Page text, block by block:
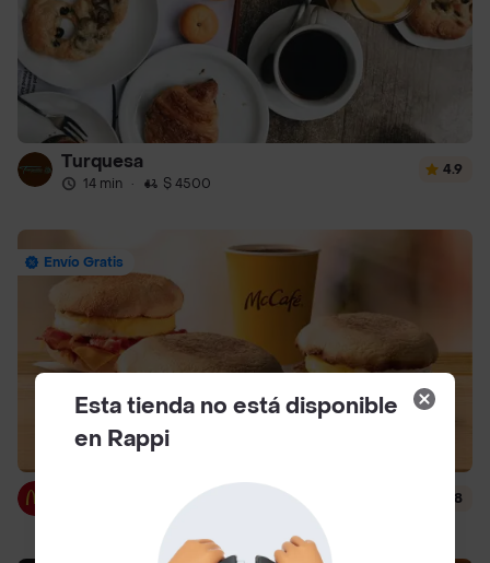
Turquesa
14 min · $ 4500
4.9
Envío Gratis
$ 3000
4.8
Esta tienda no está disponible
en Rappi